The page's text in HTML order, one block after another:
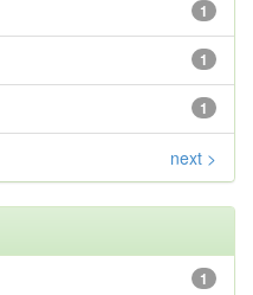
1
1
1
next >
1